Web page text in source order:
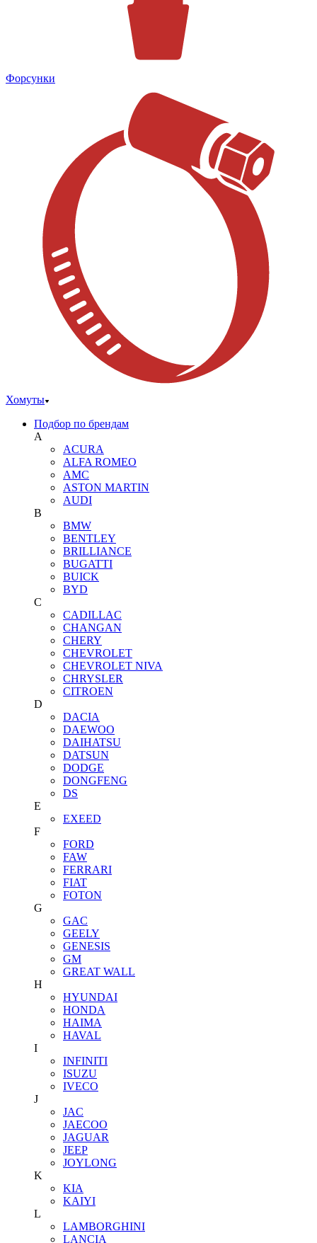
Форсунки
Хомуты
Подбор по брендам
A
ACURA
ALFA ROMEO
AMC
ASTON MARTIN
AUDI
B
BMW
BENTLEY
BRILLIANCE
BUGATTI
BUICK
BYD
C
CADILLAC
CHANGAN
CHERY
CHEVROLET
CHEVROLET NIVA
CHRYSLER
CITROEN
D
DACIA
DAEWOO
DAIHATSU
DATSUN
DODGE
DONGFENG
DS
E
EXEED
F
FORD
FAW
FERRARI
FIAT
FOTON
G
GAC
GEELY
GENESIS
GM
GREAT WALL
H
HYUNDAI
HONDA
HAIMA
HAVAL
I
INFINITI
ISUZU
IVECO
J
JAC
JAECOO
JAGUAR
JEEP
JOYLONG
K
KIA
KAIYI
L
LAMBORGHINI
LANCIA